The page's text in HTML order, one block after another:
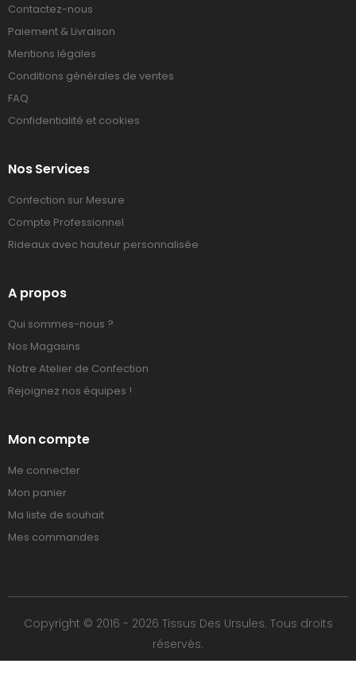
Contactez-nous
Paiement & Livraison
Mentions légales
Conditions générales de ventes
FAQ
Confidentialité et cookies
Nos Services
Confection sur Mesure
Compte Professionnel
Rideaux avec hauteur personnalisée
A propos
Qui sommes-nous ?
Nos Magasins
Notre Atelier de Confection
Rejoignez nos équipes !
Mon compte
Me connecter
Mon panier
Ma liste de souhait
Mes commandes
Copyright © 2016 - 2026 Tissus Des Ursules. Tous droits
réservés.